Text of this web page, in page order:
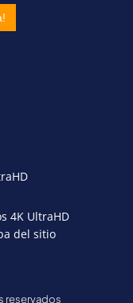
4K UltraHD
del sitio
reservados